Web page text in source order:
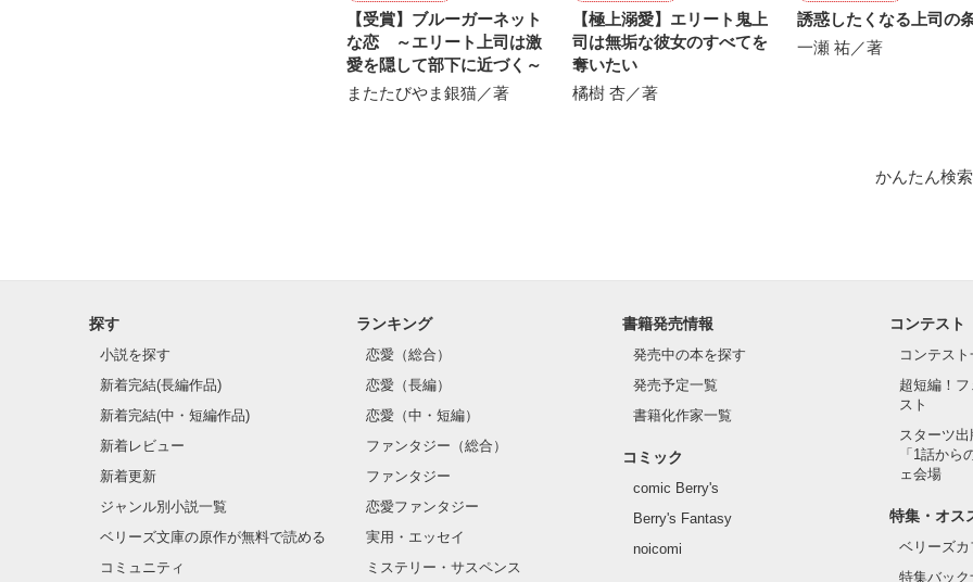
【受賞】ブルーガーネット
な恋 ～エリート上司は激
愛を隠して部下に近づく～
またたびやま銀猫／著
【極上溺愛】エリート鬼上
司は無垢な彼女のすべてを
奪いたい
橘樹 杏／著
誘惑したくなる上司の
一瀬 祐／著
かんたん検
探す
小説を探す
新着完結(長編作品)
新着完結(中・短編作品)
新着レビュー
新着更新
ジャンル別小説一覧
ベリーズ文庫の原作が無料で読める
コミュニティ
ランキング
恋愛（総合）
恋愛（長編）
恋愛（中・短編）
ファンタジー（総合）
ファンタジー
恋愛ファンタジー
実用・エッセイ
ミステリー・サスペンス
書籍発売情報
発売中の本を探す
発売予定一覧
書籍化作家一覧
コミック
comic Berry's
Berry's Fantasy
noicomi
コンテスト
コンテスト
超短編！
スト
スターツ
「1話から
ェ会場
特集・オス
ベリーズ
特集バック